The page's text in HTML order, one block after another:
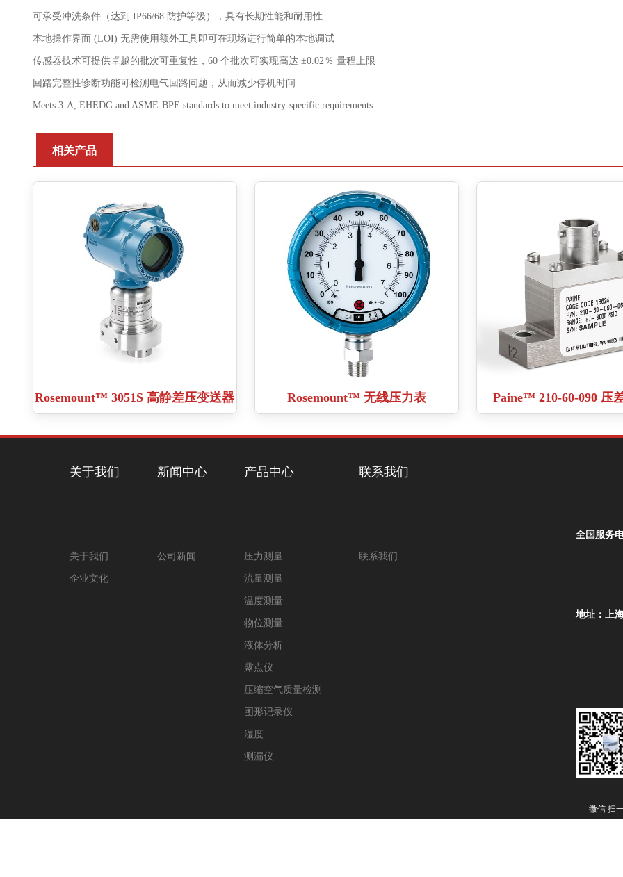
可承受冲洗条件（达到 IP66/68 防护等级），具有长期性能和耐用性
本地操作界面 (LOI) 无需使用额外工具即可在现场进行简单的本地调试
传感器技术可提供卓越的批次可重复性，60 个批次可实现高达 ±0.02％ 量程上限
回路完整性诊断功能可检测电气回路问题，从而减少停机时间
Meets 3-A, EHEDG and ASME-BPE standards to meet industry-specific requirements
相关产品
Rosemount™ 3051S 高静差压变送器 Rosemount™ 无线压力表 Paine™ 210-60-090 压
关于我们
关于我们
企业文化
新闻中心
公司新闻
产品中心
压力测量
流量测量
温度测量
物位测量
液体分析
露点仪
压缩空气质量检测
图形记录仪
湿度
测漏仪
联系我们
联系我们
全国服
地址：上
微信 扫